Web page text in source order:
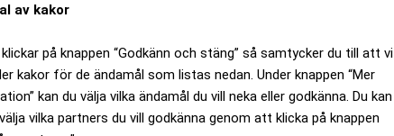
av kakor
på knappen “Godkänn och stäng” så samtycker du till att vi
kakor för de ändamål som listas nedan. Under knappen “Mer
kan du välja vilka ändamål du vill neka eller godkänna. Du kan
vilka partners du vill godkänna genom att klicka på knappen
Trumps tullchock USA:s omöjliga